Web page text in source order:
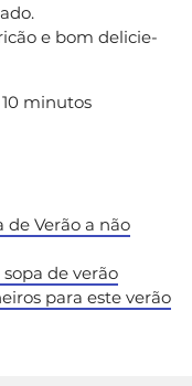
e bom delicie-
10 minutos
de Verão a não
de verão
para este verão